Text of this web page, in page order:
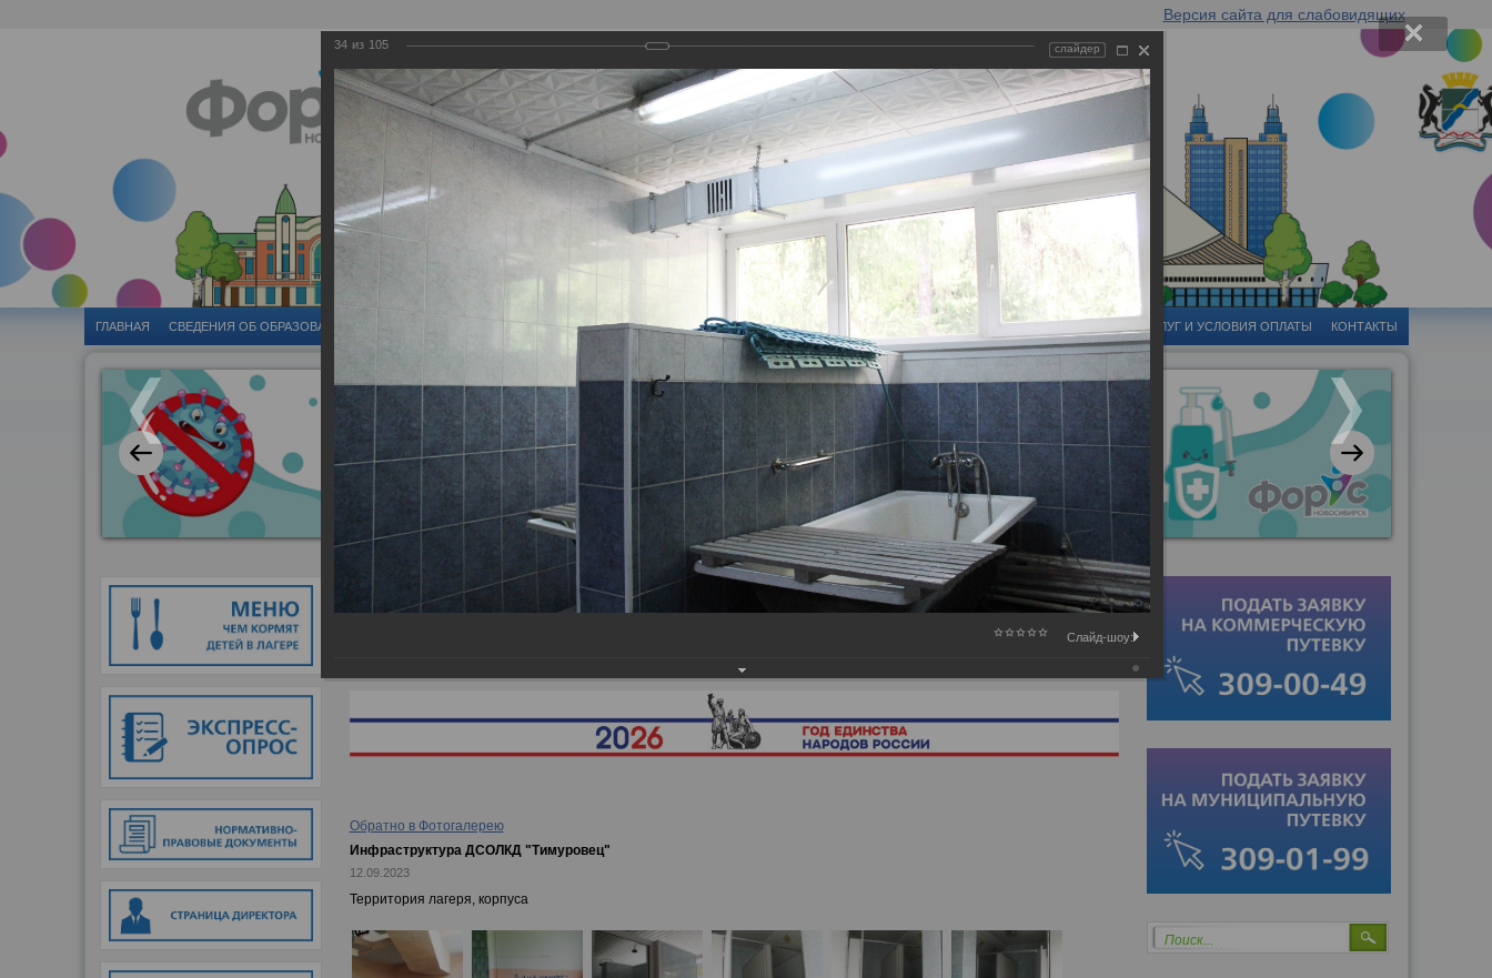
Версия сайта для слабовидящих
ГЛАВНАЯ CВЕДЕНИЯ ОБ ОБРАЗОВАТЕЛЬНОЙ ОРГАНИЗАЦИИ ГОРОДСКИЕ ПРОЕКТЫ МЕТОДИЧЕСКАЯ ДЕЯТЕЛЬНОСТЬ ФИЛИАЛЫ ПРЕСС-ЦЕНТР СТОИМОСТЬ УСЛУГ И УСЛОВИЯ ОПЛАТЫ КОНТАКТЫ
Поиск...
Фотогалерея Инфраструктура ДСОЛКД "Тимуровец"
Обратно в Фотогалерею
Инфраструктура ДСОЛКД "Тимуровец"
12.09.2023
Территория лагеря, корпуса
34 из 105 слайдер
Слайд-шоу: